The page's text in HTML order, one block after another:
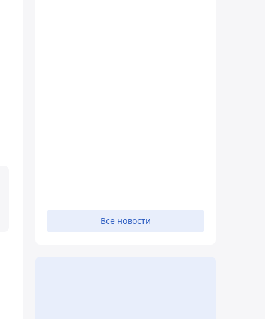
Все новости